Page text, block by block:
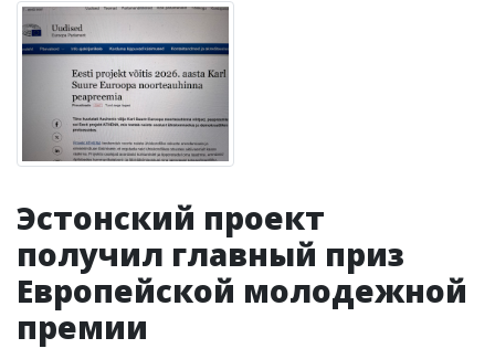
Эстонский проект
получил главный приз
Европейской молодежной
премии